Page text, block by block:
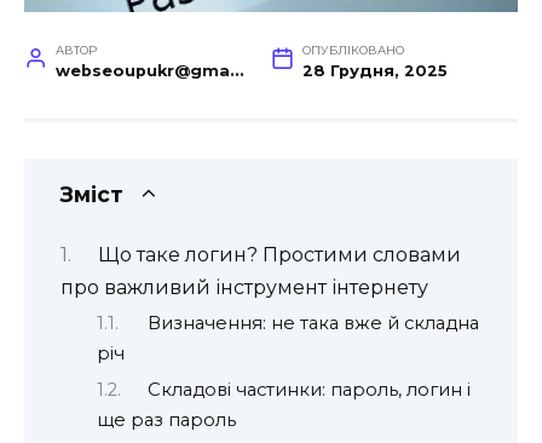
АВТОР
webseoupukr@gmail.com
ОПУБЛІКОВАНО
28 Грудня, 2025
Зміст
Що таке логин? Простими словами
про важливий інструмент інтернету
Визначення: не така вже й складна
річ
Складові частинки: пароль, логин і
ще раз пароль